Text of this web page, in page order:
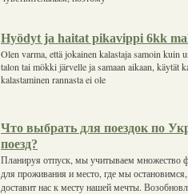
Hyödyt ja haitat pikavippi 6kk
Olen varma, että jokainen kalastaja samoin kuin
talon tai mökki järvelle ja samaan aikaan, käytät
kalastaminen rannasta ei ole
Что выбрать для поездок по
поезд?
Планируя отпуск, мы учитываем множество
для проживания и место, где мы
доставит нас к месту нашей мечты.